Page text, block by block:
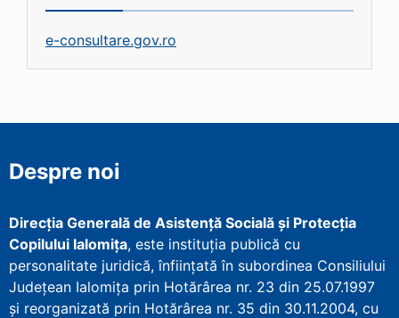
e-consultare.gov.ro
Despre noi
Direcţia Generală de Asistenţă Socială şi Protecţia
Copilului Ialomița, este instituţia publică cu
personalitate juridică, înfiinţată în subordinea Consiliului
Județean Ialomița prin Hotărârea nr. 23 din 25.07.1997
şi reorganizată prin Hotărârea nr. 35 din 30.11.2004, cu